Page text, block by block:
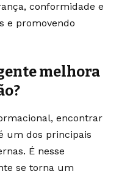
conformidade e
e promovendo
melhora
encontrar
um dos principais
É nesse
se torna um